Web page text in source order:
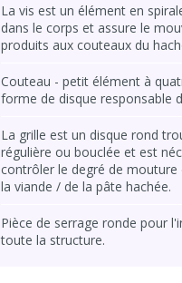
La vis est un élément en
dans le corps et assure le
produits aux couteaux du
Couteau - petit élément à
forme de disque responsable
La grille est un disque rond
régulière ou bouclée et est
contrôler le degré de
la viande / de la pâte hachée.
Pièce de serrage ronde pour
toute la structure.